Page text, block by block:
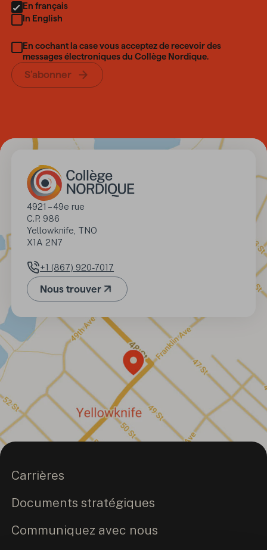
En français
In English
En cochant la case vous acceptez de recevoir des
messages électroniques du Collège Nordique.
S’abonner
Adresse
4921 – 49e rue
C.P. 986
Yellowknife, TNO
X1A 2N7
Numéro de téléphone
+1 (867) 920-7017
Nous trouver(Ouvre dans un nouvel onglet)
Carrières
Documents stratégiques
Communiquez avec nous